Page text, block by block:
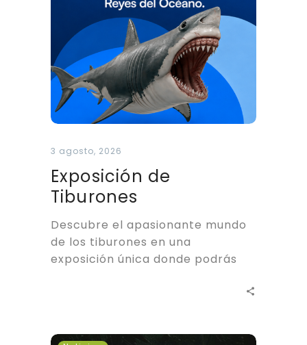
3 agosto, 2026
Exposición de
Tiburones
Descubre el apasionante mundo
de los tiburones en una
exposición única donde podrás
Exposición